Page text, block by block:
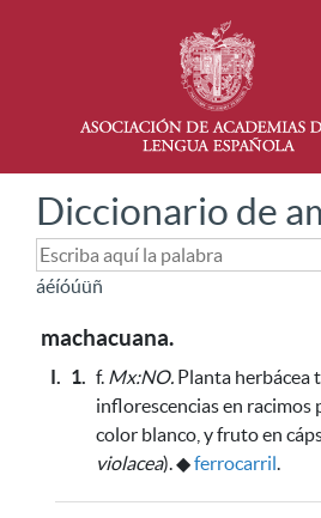
Diccionario de
áéíóúüñ
machacuana.
I. 1. f. Mx:NO. Planta herbácea
inflorescencias en racimos
color blanco, y fruto en
violacea).◆ferrocarril.